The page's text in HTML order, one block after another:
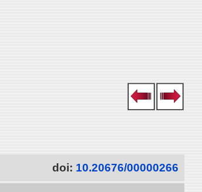
doi: 10.20676/00000266